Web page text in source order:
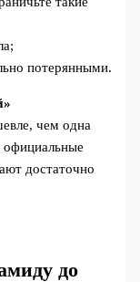
потерянными.
чем одна
официальные
достаточно
до